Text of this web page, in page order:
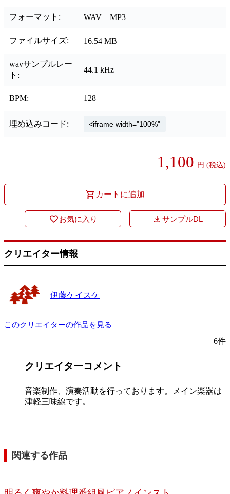
フォーマット: WAV MP3
ファイルサイズ: 16.54 MB
wavサンプルレー
ト:
44.1 kHz
BPM: 128
埋め込みコード:
1,100 円 (税込)
カートに追加
お気に入り サンプルDL
クリエイター情報
伊藤ケイスケ
このクリエイターの作品を見る
6件
クリエイターコメント
音楽制作、演奏活動を行っております。メイン楽器は
津軽三味線です。
関連する作品